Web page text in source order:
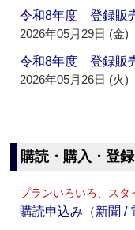
令和8年度 登録販
2026年05月29日 (金)
令和8年度 登録販
2026年05月26日 (火)
購読・購入・登録
プランいろいろ、スタ
購読申込み（新聞 /